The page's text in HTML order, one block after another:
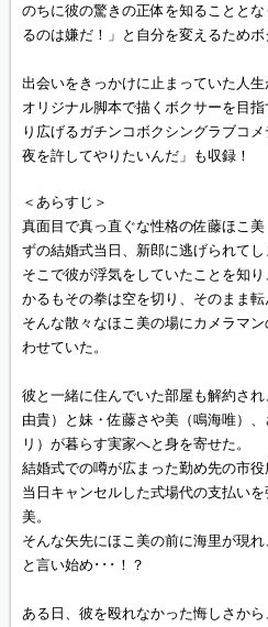
のちに彼の驚きの正体を知ることと
るのは嫌だ！」と自分を変えるため
出会いをきっかけに止まっていた人生
オリジナル脚本で描くボクサーを目
り広げるガチンコボクシングラブコ
夜を許してやりたいんだ」も収録！
＜あらすじ＞
真面目で真っ直ぐな性格の佐藤ほこ
ずの結婚式当日、新郎に逃げられてし
そこで彼が浮気をしていたことを知
かるもその拳は空を切り、そのまま転
そんな散々なほこ美の場にカメラマ
わせていた。
彼と一緒に住んでいた部屋も解約さ
由貴）と妹・佐藤さや美（鳴海唯）
リ）が暮らす実家へと身を寄せた。
結婚式での噂が広まった勤め先の市役
当日キャンセルした式場代の支払い
美。
そんな矢先にほこ美の前に海里が現
と言い始め･･･！？
ある日、彼を殴れなかった悔しさか